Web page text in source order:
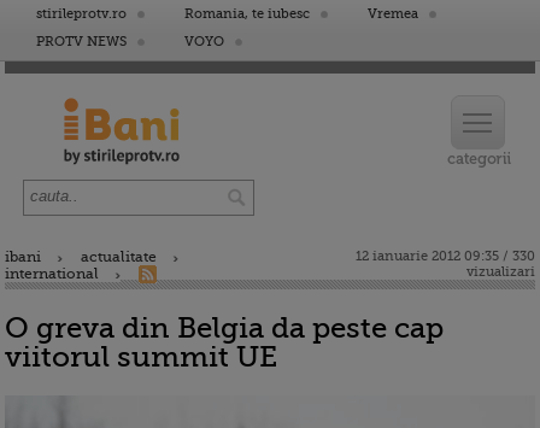
stirileprotv.ro Romania, te iubesc
Vremea
PROTV NEWS
VOYO
ibani
actualitate
international
12 ianuarie 2012 09:35 / 330
vizualizari
O greva din Belgia da peste cap
viitorul summit UE